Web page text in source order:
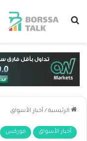
بحث عن
الرئيسية / أخبار الأسواق
أخبار الأسواق فوركس